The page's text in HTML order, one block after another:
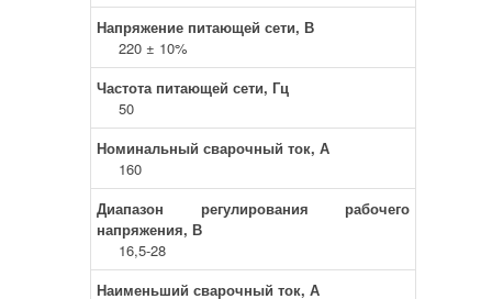
Напряжение питающей сети, В
220 ± 10%
Частота питающей сети, Гц
50
Номинальный сварочный ток, А
160
Диапазон регулирования рабочего
напряжения, В
16,5-28
Наименьший сварочный ток, А